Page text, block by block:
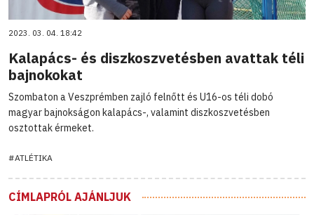
2023. 03. 04. 18:42
Kalapács- és diszkoszvetésben avattak téli
bajnokokat
Szombaton a Veszprémben zajló felnőtt és U16-os téli dobó
magyar bajnokságon kalapács-, valamint diszkoszvetésben
osztottak érmeket.
#ATLÉTIKA
CÍMLAPRÓL AJÁNLJUK